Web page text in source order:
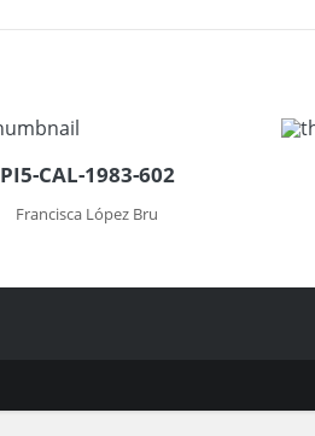
PI5-CAL-1983-602
Francisca López Bru